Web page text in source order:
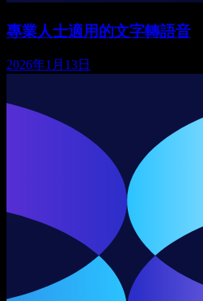
專業人士適用的文字轉語音
2026年1月13日